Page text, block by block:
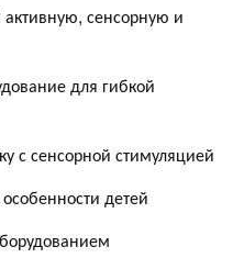
активную, сенсорную и
для гибкой
с сенсорной стимуляцией
детей